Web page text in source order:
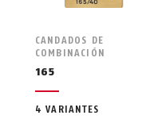
CANDADOS DE
COMBINACIÓN
165
4 VARIANTES